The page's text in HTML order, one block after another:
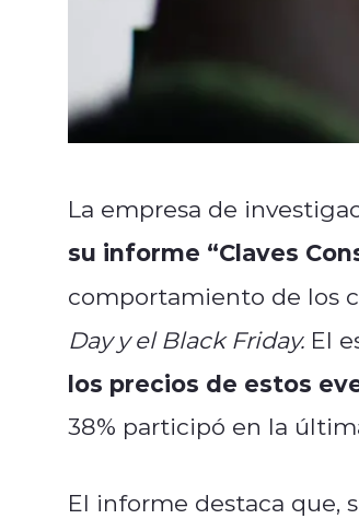
La empresa de
su informe “Claves
comportamiento de los
Day y el Black Friday. El
los precios de estos
38% participó en la
El informe destaca que,